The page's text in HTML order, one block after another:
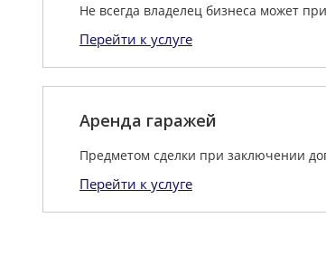
Не всегда владелец бизнеса может
Перейти к услуге
Аренда гаражей
Предметом сделки при заключении
Перейти к услуге